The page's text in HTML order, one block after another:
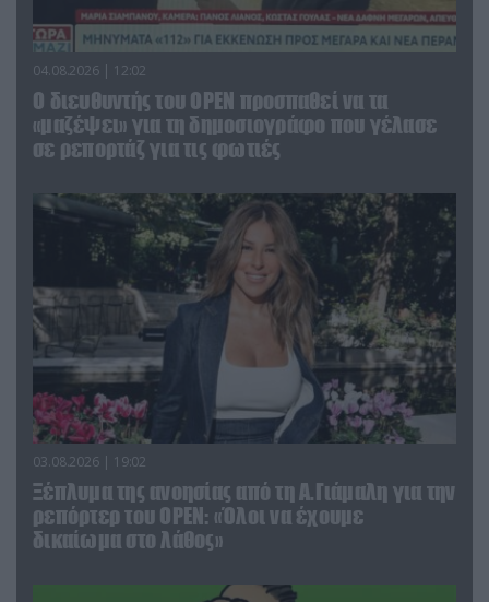
04.08.2026 | 12:02
O διευθυντής του OPEN προσπαθεί να τα
«μαζέψει» για τη δημοσιογράφο που γέλασε
σε ρεπορτάζ για τις φωτιές
03.08.2026 | 19:02
Ξέπλυμα της ανοησίας από τη Α.Γιάμαλη για την
ρεπόρτερ του ΟΡΕΝ: «Όλοι να έχουμε
δικαίωμα στο λάθος»